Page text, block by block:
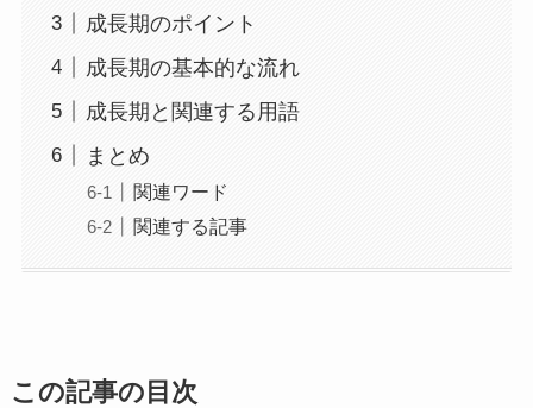
成長期のポイント
成長期の基本的な流れ
成長期と関連する用語
まとめ
関連ワード
関連する記事
この記事の目次